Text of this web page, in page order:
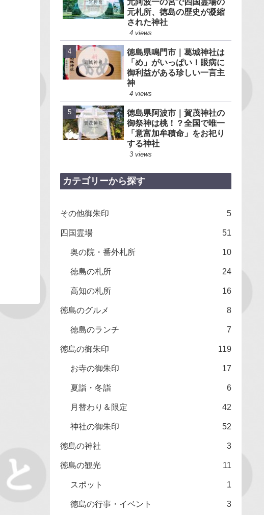
元阿波一の宮で四国霊場の
元札所、徳島の歴史が凝縮
された神社
4 views
徳島県鳴門市｜葛城神社は
「め」がいっぱい！眼病に
御利益がある珍しい一言主
神
4 views
徳島県阿波市｜賀茂神社の
御祭神は桃！？全国で唯一
「意富加牟積命」をお祀り
する神社
3 views
カテゴリーから探す
その他御朱印 5
四国霊場 51
奥の院・番外札所 10
徳島の札所 24
高知の札所 16
徳島のグルメ 8
徳島のランチ 7
徳島の御朱印 119
お寺の御朱印 17
夏詣・冬詣 6
月替わり＆限定 42
神社の御朱印 52
徳島の神社 3
徳島の観光 11
スポット 1
徳島の行事・イベント 3